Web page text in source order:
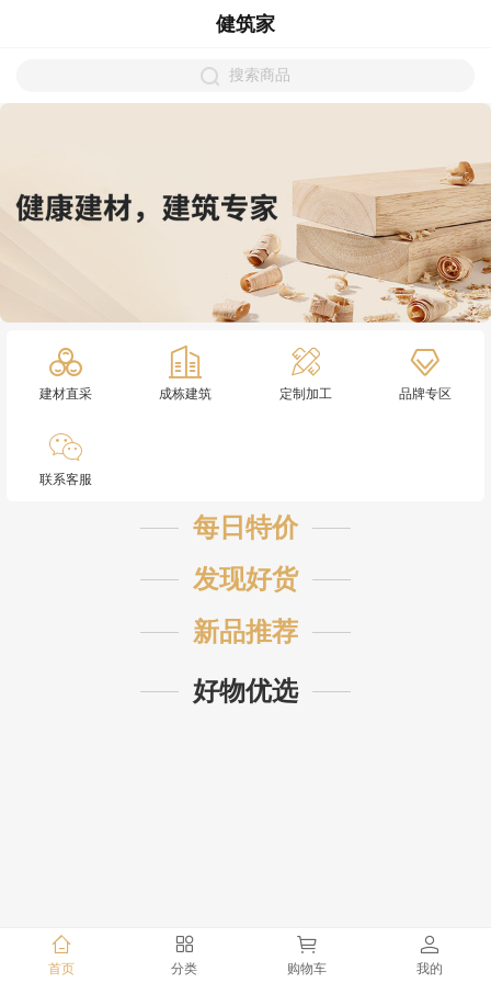
健筑家
搜索商品
建材直采 成栋建筑 定制加工 品牌专区
联系客服
每日特价
发现好货
新品推荐
好物优选
首页 分类 购物车 我的